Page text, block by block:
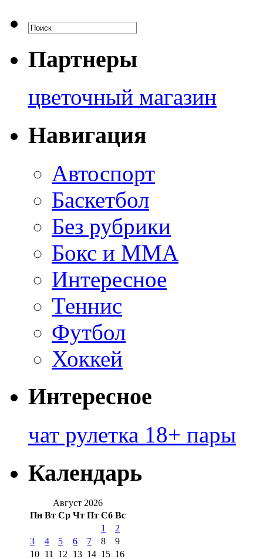
Партнеры
цветочный магазин
Навигация
Автоспорт
Баскетбол
Без рубрики
Бокс и ММА
Интересное
Теннис
Футбол
Хоккей
Интересное
чат рулетка 18+ пары
Календарь
Август 2026
Пн Вт Ср Чт Пт Сб Вс
1
2
3
4 5 6 7 8
9
10 11 12 13 14 15 16